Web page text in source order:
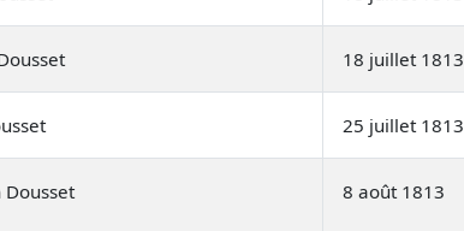
18 juillet 1813
25 juillet 1813
Dousset 8 août 1813